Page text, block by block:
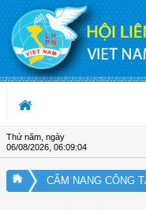
Truy cập nội dung luôn
Thứ năm, ngày
06/08/2026, 06:09:04
CẨM NANG CÔNG